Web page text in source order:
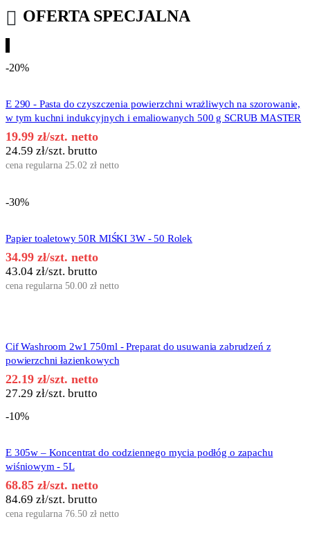
OFERTA SPECJALNA
-20%
E 290 - Pasta do czyszczenia powierzchni wrażliwych na szorowanie,
w tym kuchni indukcyjnych i emaliowanych 500 g SCRUB MASTER
19.99 zł/szt. netto
24.59 zł/szt. brutto
cena regularna 25.02 zł netto
-30%
Papier toaletowy 50R MIŚKI 3W - 50 Rolek
34.99 zł/szt. netto
43.04 zł/szt. brutto
cena regularna 50.00 zł netto
Cif Washroom 2w1 750ml - Preparat do usuwania zabrudzeń z
powierzchni łazienkowych
22.19 zł/szt. netto
27.29 zł/szt. brutto
-10%
E 305w – Koncentrat do codziennego mycia podłóg o zapachu
wiśniowym - 5L
68.85 zł/szt. netto
84.69 zł/szt. brutto
cena regularna 76.50 zł netto